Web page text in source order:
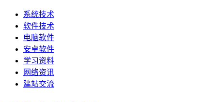
系统技术
软件技术
电脑软件
安卓软件
学习资料
网络资讯
建站交流